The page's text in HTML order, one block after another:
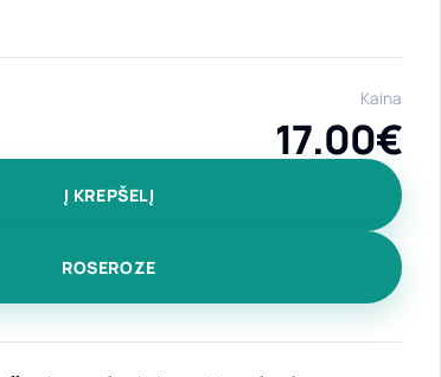
gertuvė "Amelija" 770 ml Žydra
Kaina
17.00€
Į KREPŠELĮ
ROSEROZE